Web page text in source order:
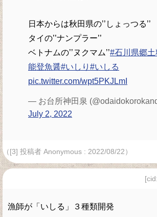
日本からは秋田県の’’しょっつる’’
タイの’’ナンプラー’’
ベトナムの’’ヌクマム’’#石川県郷土
能登魚醤#いしり #いしる
pic.twitter.com/wpt5PKJLmI
— お台所神田泉
July 2, 2022
（[3] 投稿者 Anonymous : 2022/08/22）
漁師が「いしる」３種類開発